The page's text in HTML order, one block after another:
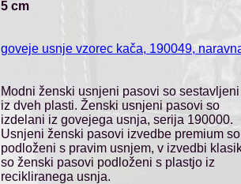
5 cm
goveje usnje vzorec kača, 190049,
Modni ženski usnjeni pasovi so sestavljeni
iz dveh plasti. Ženski usnjeni pasovi so
izdelani iz govejega usnja, serija 190000.
Usnjeni ženski pasovi izvedbe premium so
podloženi s pravim usnjem, v izvedbi
so ženski pasovi podloženi s plastjo iz
recikliranega usnja.